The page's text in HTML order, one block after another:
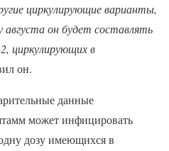
циркулирующие варианты,
августа он будет составлять
циркулирующих в
он.
данные
может инфицировать
дозу имеющихся в